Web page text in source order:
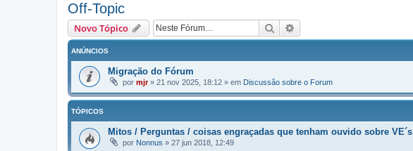
Off-Topic
Novo Tópico Pesquisar
ANÚNCIOS
Migração do Fórum
por mjr» 21 nov 2025, 18:12 » em Discussão sobre o Forum
TÓPICOS
Mitos / Perguntas / coisas engraçadas que tenham ouvido sobre VE´s
por Nonnus » 27 jun 2018, 12:49